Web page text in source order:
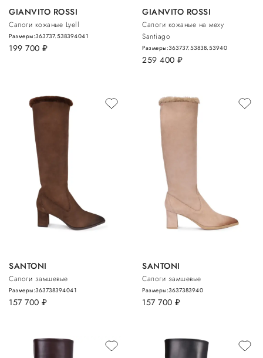
GIANVITO ROSSI
Сапоги кожаные Lyell
199 700 руб.
Размеры:363737.538394041
GIANVITO ROSSI
Сапоги кожаные на меху
Santiago
259 400 руб.
Размеры:363737.53838.53940
SANTONI
Сапоги замшевые
157 700 руб.
Размеры:363738394041
SANTONI
Сапоги замшевые
157 700 руб.
Размеры:3637383940